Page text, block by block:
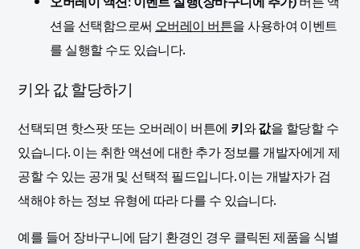
션을 선택함으로써오버레이 버튼을 사용하여 이벤트
를 실행할 수도 있습니다.
키와 값 할당하기
선택되면 핫스팟 또는 오버레이 버튼에 키와값을 할당할 수
있습니다. 이는 취한 액션에 대한 추가 정보를 개발자에게 제
공할 수 있는 공개 및 선택적 필드입니다. 이는 개발자가 검
색해야 하는 정보 유형에 따라 다를 수 있습니다.
예를 들어 장바구니에 담기 환경인 경우 클릭된 제품을 식별